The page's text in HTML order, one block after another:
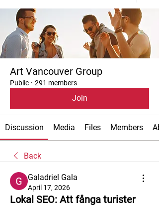
Art Vancouver Group
Public · 291 members
Join
Discussion Media Files Members
Back
Galadriel Gala
April 17, 2026
Lokal SEO: Att fånga turister